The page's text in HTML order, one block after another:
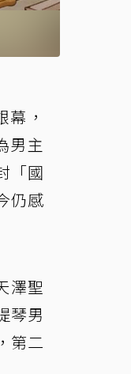
，
男主
「國
仍感
澤聖
琴男
第二